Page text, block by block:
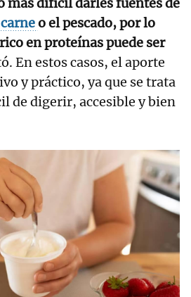
carneo el pescado, por lo
en proteínas puede ser
En estos casos, el aporte
y práctico, ya que se trata
de digerir, accesible y bien